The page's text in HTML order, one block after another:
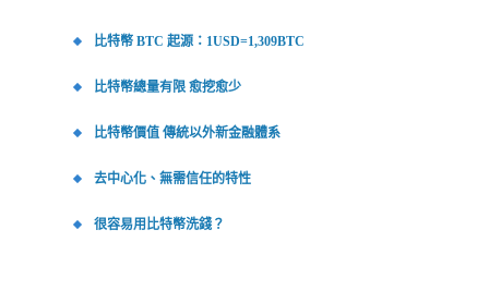
比特幣 BTC 起源：1USD=1,309BTC
比特幣總量有限 愈挖愈少
比特幣價值 傳統以外新金融體系
去中心化、無需信任的特性
很容易用比特幣洗錢？